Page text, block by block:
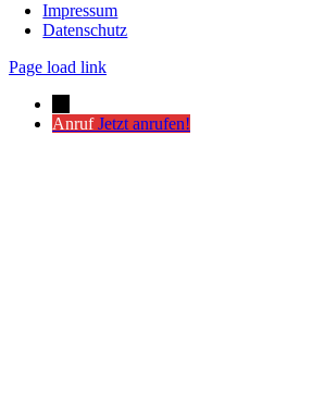
Impressum
Datenschutz
Page load link
Anruf Jetzt anrufen!